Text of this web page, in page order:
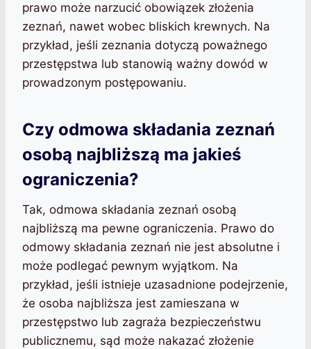
prawo może narzucić obowiązek złożenia
zeznań, nawet wobec bliskich krewnych. Na
przykład, jeśli zeznania dotyczą poważnego
przestępstwa lub stanowią ważny dowód w
prowadzonym postępowaniu.
Czy odmowa składania zeznań
osobą najbliższą ma jakieś
ograniczenia?
Tak, odmowa składania zeznań osobą
najbliższą ma pewne ograniczenia. Prawo do
odmowy składania zeznań nie jest absolutne i
może podlegać pewnym wyjątkom. Na
przykład, jeśli istnieje uzasadnione podejrzenie,
że osoba najbliższa jest zamieszana w
przestępstwo lub zagraża bezpieczeństwu
publicznemu, sąd może nakazać złożenie